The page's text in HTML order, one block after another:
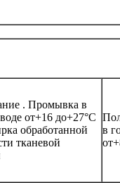
. Промывка в
от+16 до+27°С
обработанной
тканевой
в